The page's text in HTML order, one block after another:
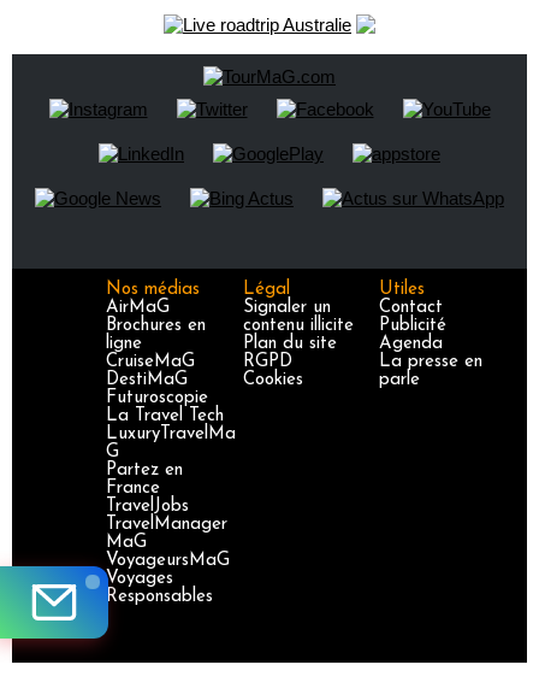
Nos médias
AirMaG
Brochures en
ligne
CruiseMaG
DestiMaG
Futuroscopie
La Travel Tech
LuxuryTravelMa
G
Partez en
France
TravelJobs
TravelManager
MaG
VoyageursMaG
Voyages
Responsables
Légal
Signaler un
contenu illicite
Plan du site
RGPD
Cookies
Utiles
Contact
Publicité
Agenda
La presse en
parle